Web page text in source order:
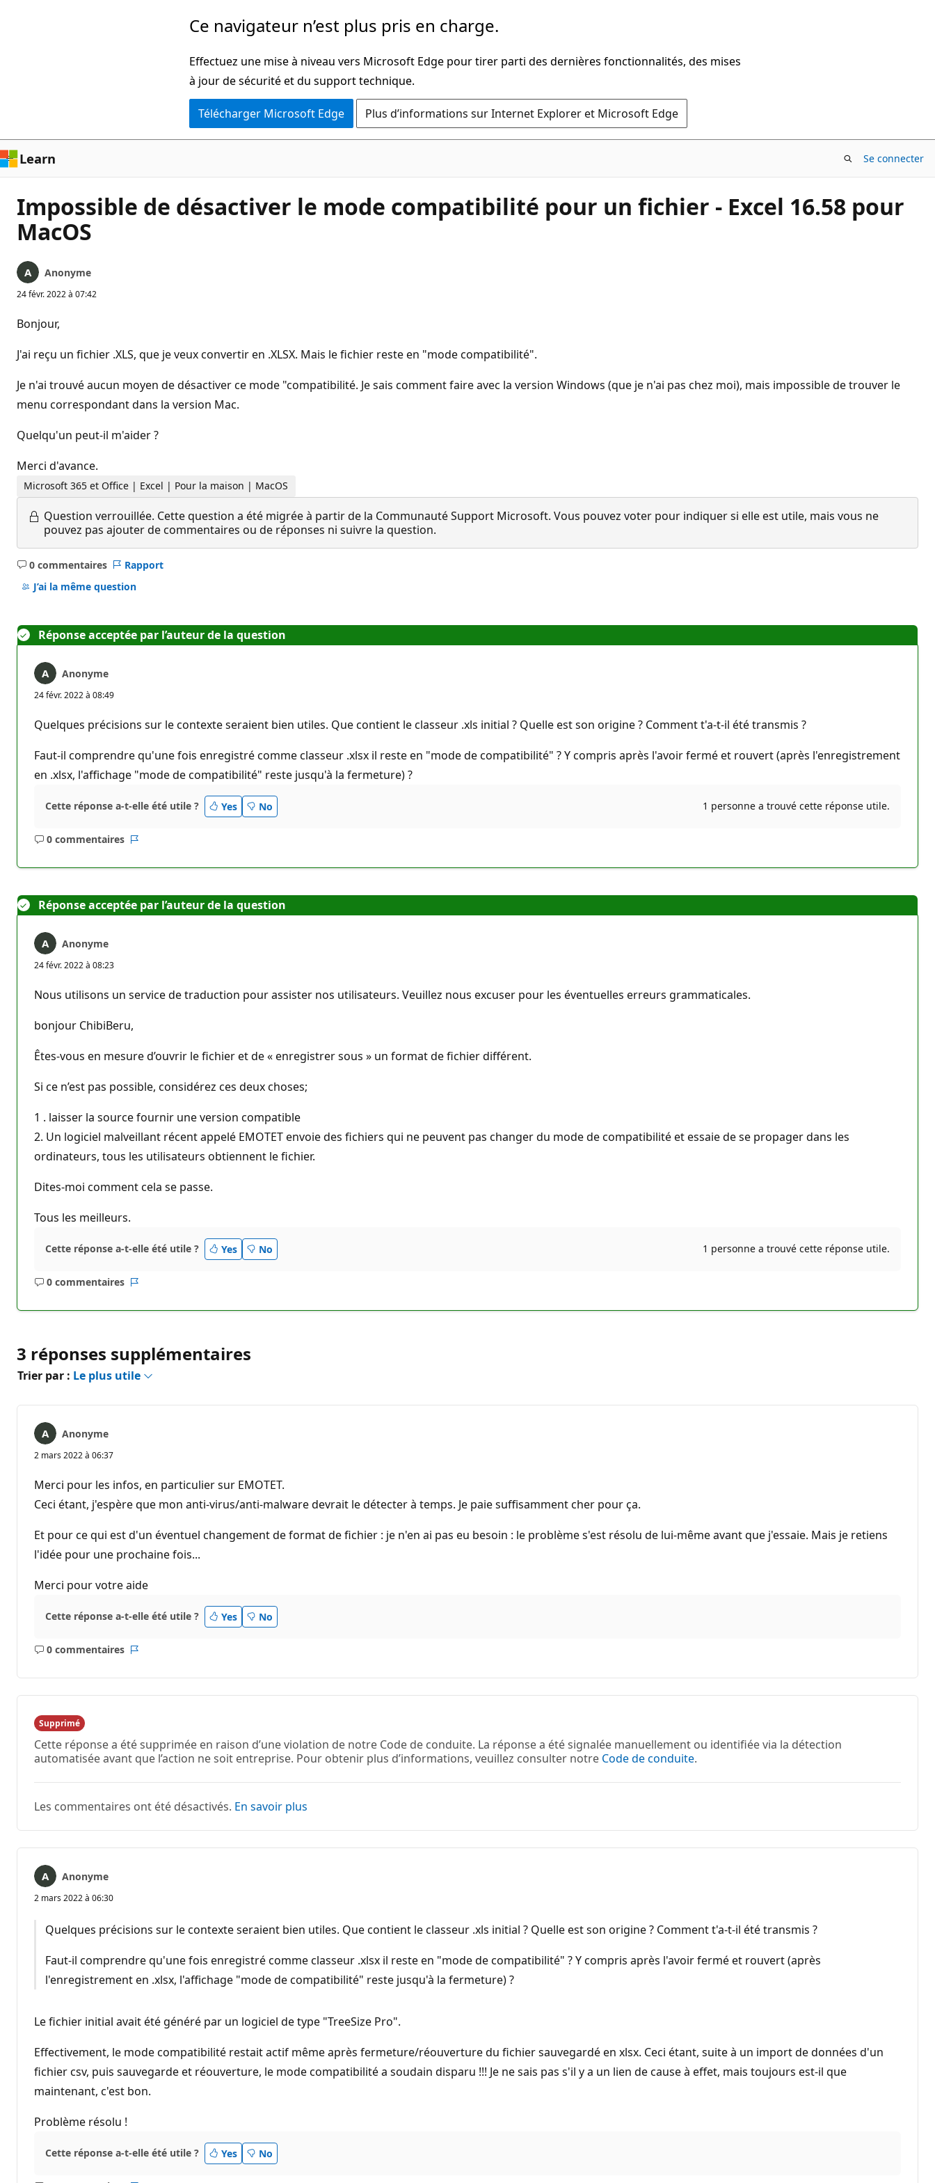
Ce navigateur n’est plus pris en charge.
Effectuez une mise à niveau vers Microsoft Edge pour tirer parti des dernières fonctionnalités, des mises
à jour de sécurité et du support technique.
Télécharger Microsoft Edge Plus d’informations sur Internet Explorer et Microsoft Edge
Learn Se connecter
Impossible de désactiver le mode compatibilité pour un fichier - Excel 16.58 pour
MacOS
Anonyme
24 févr. 2022 à 07:42
Bonjour,
J'ai reçu un fichier .XLS, que je veux convertir en .XLSX. Mais le fichier reste en "mode compatibilité".
Je n'ai trouvé aucun moyen de désactiver ce mode "compatibilité. Je sais comment faire avec la version Windows (que je n'ai pas chez moi), mais impossible de trouver le
menu correspondant dans la version Mac.
Quelqu'un peut-il m'aider ?
Merci d'avance.
Microsoft 365 et Office | Excel | Pour la maison | MacOS
Question verrouillée. Cette question a été migrée à partir de la Communauté Support Microsoft. Vous pouvez voter pour indiquer si elle est utile, mais vous ne
pouvez pas ajouter de commentaires ou de réponses ni suivre la question.
0 commentaires
Aucun
commentaire
Rapport
J’ai la même question
Réponse acceptée par l’auteur de la question
Anonyme
24 févr. 2022 à 08:49
Quelques précisions sur le contexte seraient bien utiles. Que contient le classeur .xls initial ? Quelle est son origine ? Comment t'a-t-il été transmis ?
Faut-il comprendre qu'une fois enregistré comme classeur .xlsx il reste en "mode de compatibilité" ? Y compris après l'avoir fermé et rouvert (après l'enregistrement
en .xlsx, l'affichage "mode de compatibilité" reste jusqu'à la fermeture) ?
Cette réponse a-t-elle été utile ? Yes No 1 personne a trouvé cette réponse utile.
0 commentaires
Aucun
Réponse acceptée par l’auteur de la question
Anonyme
24 févr. 2022 à 08:23
Nous utilisons un service de traduction pour assister nos utilisateurs. Veuillez nous excuser pour les éventuelles erreurs grammaticales.
bonjour ChibiBeru,
Êtes-vous en mesure d’ouvrir le fichier et de « enregistrer sous » un format de fichier différent.
Si ce n’est pas possible, considérez ces deux choses;
1 . laisser la source fournir une version compatible
2. Un logiciel malveillant récent appelé EMOTET envoie des fichiers qui ne peuvent pas changer du mode de compatibilité et essaie de se propager dans les
ordinateurs, tous les utilisateurs obtiennent le fichier.
Dites-moi comment cela se passe.
Tous les meilleurs.
Cette réponse a-t-elle été utile ? Yes No 1 personne a trouvé cette réponse utile.
0 commentaires
Aucun
3 réponses supplémentaires
Trier par : Le plus utile
Anonyme
2 mars 2022 à 06:37
Merci pour les infos, en particulier sur EMOTET.
Ceci étant, j'espère que mon anti-virus/anti-malware devrait le détecter à temps. Je paie suffisamment cher pour ça.
Et pour ce qui est d'un éventuel changement de format de fichier : je n'en ai pas eu besoin : le problème s'est résolu de lui-même avant que j'essaie. Mais je retiens
l'idée pour une prochaine fois...
Merci pour votre aide
Cette réponse a-t-elle été utile ? Yes No
0 commentaires
Aucun
Supprimé
Cette réponse a été supprimée en raison d’une violation de notre Code de conduite. La réponse a été signalée manuellement ou identifiée via la détection
automatisée avant que l’action ne soit entreprise. Pour obtenir plus d’informations, veuillez consulter notre Code de conduite.
Les commentaires ont été désactivés. En savoir plus
Anonyme
2 mars 2022 à 06:30
Quelques précisions sur le contexte seraient bien utiles. Que contient le classeur .xls initial ? Quelle est son origine ? Comment t'a-t-il été transmis ?
Faut-il comprendre qu'une fois enregistré comme classeur .xlsx il reste en "mode de compatibilité" ? Y compris après l'avoir fermé et rouvert (après
l'enregistrement en .xlsx, l'affichage "mode de compatibilité" reste jusqu'à la fermeture) ?
Le fichier initial avait été généré par un logiciel de type "TreeSize Pro".
Effectivement, le mode compatibilité restait actif même après fermeture/réouverture du fichier sauvegardé en xlsx. Ceci étant, suite à un import de données d'un
fichier csv, puis sauvegarde et réouverture, le mode compatibilité a soudain disparu !!! Je ne sais pas s'il y a un lien de cause à effet, mais toujours est-il que
maintenant, c'est bon.
Problème résolu !
Cette réponse a-t-elle été utile ? Yes No